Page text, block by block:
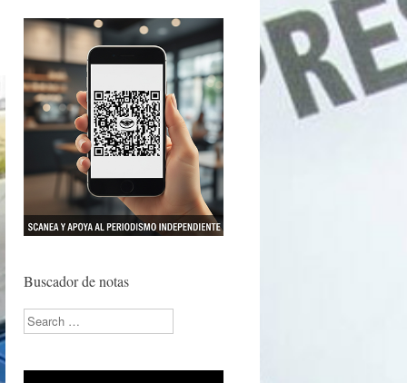
Buscador de notas
Search